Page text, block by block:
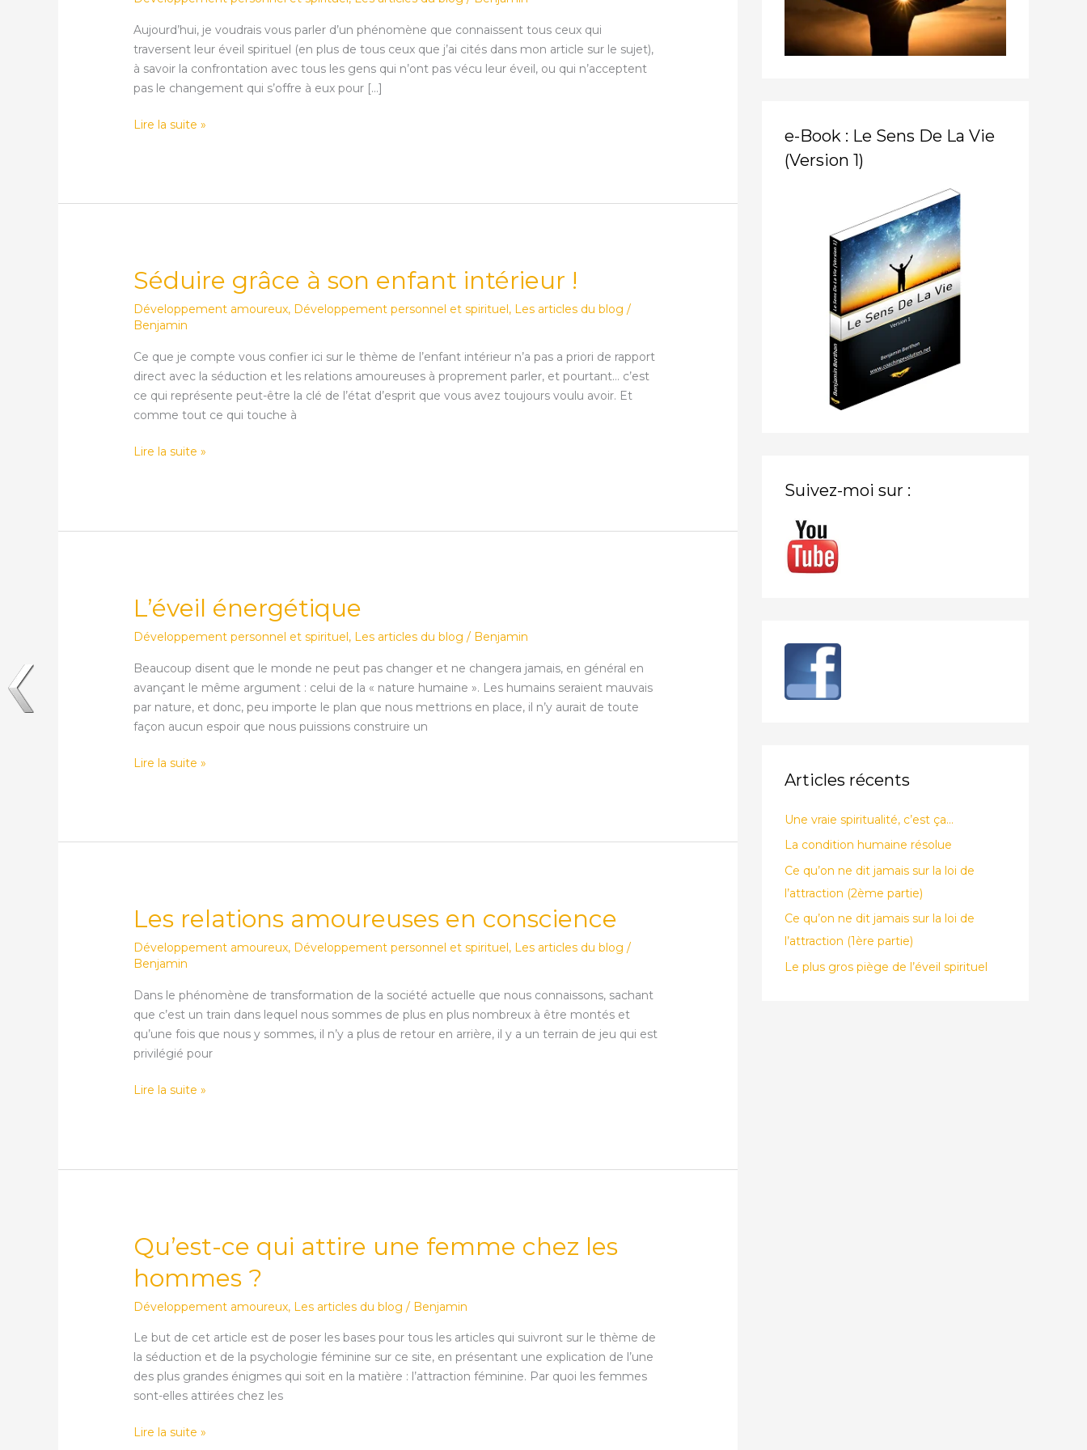
Aujourd’hui, je voudrais vous parler d’un phénomène que connaissent tous ceux qui
traversent leur éveil spirituel (en plus de tous ceux que j’ai cités dans mon article sur le sujet),
à savoir la confrontation avec tous les gens qui n’ont pas vécu leur éveil, ou qui n’acceptent
pas le changement qui s’offre à eux pour […]
pendant
l’éveil
Lire la suite »
Séduire grâce à son enfant intérieur !
Développement amoureux, Développement personnel et spirituel, Les articles du blog /
Benjamin
Ce que je compte vous confier ici sur le thème de l’enfant intérieur n’a pas a priori de rapport
direct avec la séduction et les relations amoureuses à proprement parler, et pourtant… c’est
ce qui représente peut-être la clé de l’état d’esprit que vous avez toujours voulu avoir. Et
comme tout ce qui touche à
Séduire
grâce
à
son
enfant
intérieur
!
Lire la suite »
L’éveil énergétique
Développement personnel et spirituel, Les articles du blog / Benjamin
Beaucoup disent que le monde ne peut pas changer et ne changera jamais, en général en
avançant le même argument : celui de la « nature humaine ». Les humains seraient mauvais
par nature, et donc, peu importe le plan que nous mettrions en place, il n’y aurait de toute
façon aucun espoir que nous puissions construire un
L’éveil
énergétique
Lire la suite »
Les relations amoureuses en conscience
Développement amoureux, Développement personnel et spirituel, Les articles du blog /
Benjamin
Dans le phénomène de transformation de la société actuelle que nous connaissons, sachant
que c’est un train dans lequel nous sommes de plus en plus nombreux à être montés et
qu’une fois que nous y sommes, il n’y a plus de retour en arrière, il y a un terrain de jeu qui est
privilégié pour
Les
relations
amoureuses
en
conscience
Lire la suite »
Qu’est-ce qui attire une femme chez les
hommes ?
Développement amoureux, Les articles du blog / Benjamin
Le but de cet article est de poser les bases pour tous les articles qui suivront sur le thème de
la séduction et de la psychologie féminine sur ce site, en présentant une explication de l’une
des plus grandes énigmes qui soit en la matière : l’attraction féminine. Par quoi les femmes
sont-elles attirées chez les
Qu’est-
ce
qui
femme
chez
les
hommes
Lire la suite »
e-Book : Le Sens De La Vie
(Version 1)
Suivez-moi sur :
Articles récents
Une vraie spiritualité, c’est ça…
La condition humaine résolue
Ce qu’on ne dit jamais sur la loi de
l’attraction (2ème partie)
Ce qu’on ne dit jamais sur la loi de
l’attraction (1ère partie)
Le plus gros piège de l’éveil spirituel